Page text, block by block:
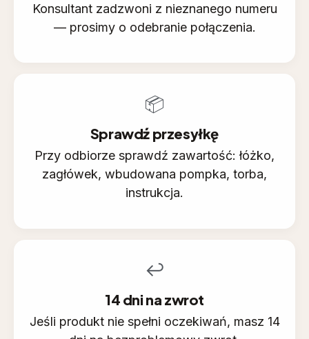
Konsultant zadzwoni z nieznanego numeru
— prosimy o odebranie połączenia.
📦
Sprawdź przesyłkę
Przy odbiorze sprawdź zawartość: łóżko,
zagłówek, wbudowana pompka, torba,
instrukcja.
↩️
14 dni na zwrot
Jeśli produkt nie spełni oczekiwań, masz 14